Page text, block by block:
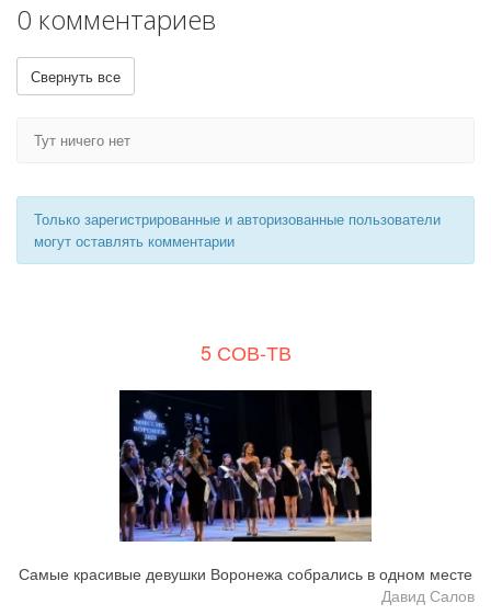
0 комментариев
Свернуть все
Тут ничего нет
Только зарегистрированные и авторизованные пользователи
могут оставлять комментарии
5 СОВ-ТВ
Самые красивые девушки Воронежа собрались в одном месте
Давид Салов